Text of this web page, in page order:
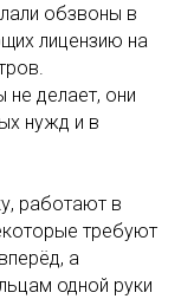
обзвоны в
лицензию на
делает, они
нужд и в
работают в
требуют
а
одной руки